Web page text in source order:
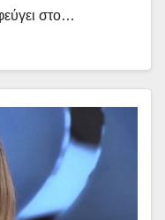
στο…